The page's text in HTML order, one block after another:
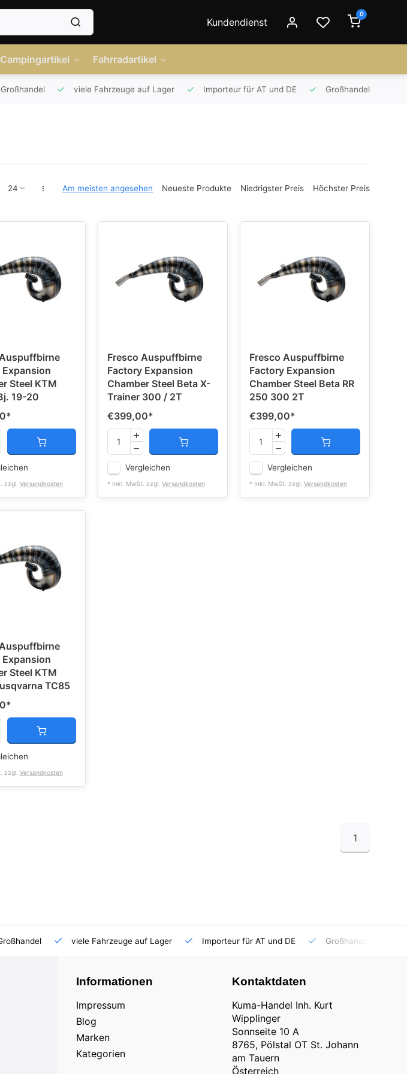
Kundendienst
0
Campingartikel Fahrradartikel
Großhandel viele Fahrzeuge auf Lager Importeur für AT und DE Großhandel
Am meisten angesehen Neueste Produkte Niedrigster Preis Höchster Preis
Steel KTM
19-20
*
zzgl. Versandkosten
Fresco Auspuffbirne
Factory Expansion
Chamber Steel Beta X-
Trainer 300 / 2T
€399,00*
Vergleichen
* Inkl. MwSt. zzgl. Versandkosten
Fresco Auspuffbirne
Factory Expansion
Chamber Steel Beta RR
250 300 2T
€399,00*
Vergleichen
* Inkl. MwSt. zzgl. Versandkosten
Steel KTM
TC85
*
zzgl. Versandkosten
1
viele Fahrzeuge auf Lager Importeur für AT und DE Großhandel
Informationen
Impressum
Blog
Marken
Kategorien
Kontaktdaten
Kuma-Handel Inh. Kurt
Wipplinger
Sonnseite 10 A
8765, Pölstal OT St. Johann
am Tauern
Österreich